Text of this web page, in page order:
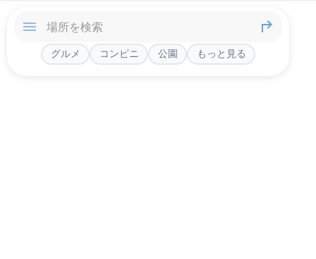
グルメ コンビニ 公園 もっと見る